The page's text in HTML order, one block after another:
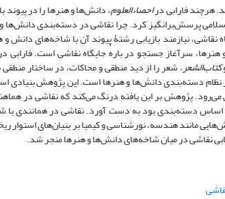
هرچند فارابی دراحصاءالعلوم، دانش‌ها و هنرها را در
پرسش‌برانگیز کرد. چرا نقاشی در دسته‌بندی دانش‌ها
نیازمند بازیابی رشتۀ پیوند آن با شاخه‌های دانش
سرآغاز جستجو در بارهٔ جایگاه نقاشی است. فارابی
کتاب‌الشعر، شعر را از دید منطقی و محاکات، در ساختار
نظام دسته‌بندی دانش‌ها و هنرها است. این پژوهش بنیادی
می‌رود. پژوهش بر این یافته درنگ می‌کند که نقاشی در
دسته‌بندی بود به دست آورد. نقاشی در همانندی با
مانند هندسه، نورشناسی و کیمیا بر بنیان‌های استوار
نقاشی در میان شاخه‌های دانش‌ها و هنرها منجر شد.